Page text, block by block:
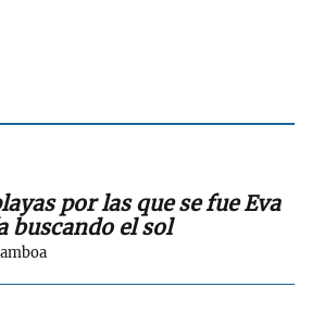
por las que se fue Eva
buscando el sol